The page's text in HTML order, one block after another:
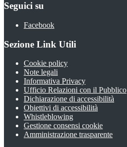
Seguici su
Facebook
Sezione Link Utili
Cookie policy
Note legali
Informativa Privacy
Ufficio Relazioni con il Pubblico
Dichiarazione di accessibilità
Obiettivi di accessibilità
Whistleblowing
Gestione consensi cookie
Amministrazione trasparente